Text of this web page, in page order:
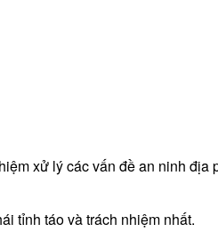
xử lý các vấn đề an ninh địa
tỉnh táo và trách nhiệm nhất.